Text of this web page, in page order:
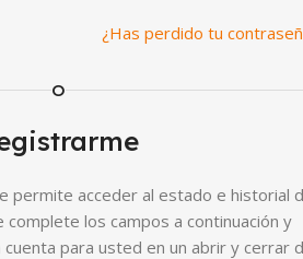
¿Has perdido tu
O
permite acceder al estado e historial
complete los campos a continuación y
para usted en un abrir y cerrar